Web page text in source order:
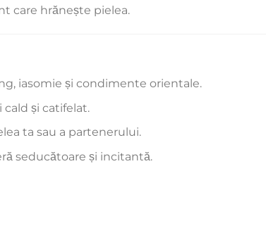
care hrănește pielea.
iasomie și condimente orientale.
și catifelat.
ta sau a partenerului.
seducătoare și incitantă.